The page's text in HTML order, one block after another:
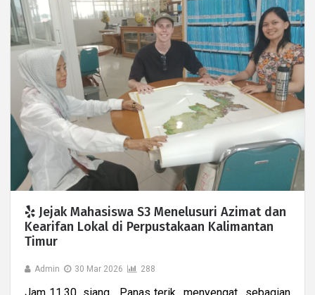
Jejak Mahasiswa S3 Menelusuri Azimat dan
Kearifan Lokal di Perpustakaan Kalimantan
Timur
Admin 30 Mar 2026 288
Jam 11.30. siang, Panas terik menyengat sebagian